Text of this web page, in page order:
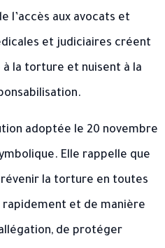
l’accès aux avocats et
et judiciaires créent
la torture et nuisent à la
adoptée le 20 novembre
Elle rappelle que
la torture en toutes
rapidement et de manière
de protéger